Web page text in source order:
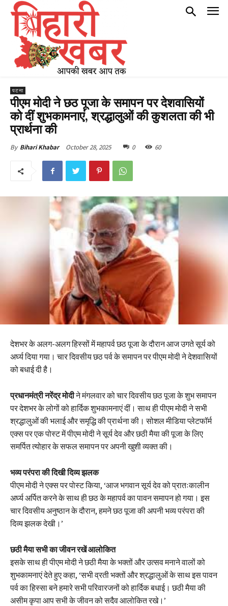
पटना
पीएम मोदी ने छठ पूजा के समापन पर देशवासियों
को दीं शुभकामनाएं, श्रद्धालुओं की कुशलता की भी
प्रार्थना की
By Bihari Khabar October 28, 2025 0 60
देशभर के अलग-अलग हिस्सों में महापर्व छठ पूजा के दौरान आज उगते सूर्य को
अर्घ्य दिया गया। चार दिवसीय छठ पर्व के समापन पर पीएम मोदी ने देशवासियों
को बधाई दी है।
प्रधानमंत्री नरेंद्र मोदीने मंगलवार को चार दिवसीय छठ पूजा के शुभ समापन
पर देशभर के लोगों को हार्दिक शुभकामनाएं दीं। साथ ही पीएम मोदी ने सभी
श्रद्धालुओं की भलाई और समृद्धि की प्रार्थना की। सोशल मीडिया प्लेटफॉर्म
एक्स पर एक पोस्ट में पीएम मोदी ने सूर्य देव और छठी मैया की पूजा के लिए
समर्पित त्योहार के सफल समापन पर अपनी खुशी व्यक्त की।
भव्य परंपरा की दिखी दिव्य झलक
पीएम मोदी ने एक्स पर पोस्ट किया, ‘आज भगवान सूर्य देव को प्रातःकालीन
अर्घ्य अर्पित करने के साथ ही छठ के महापर्व का पावन समापन हो गया। इस
चार दिवसीय अनुष्ठान के दौरान, हमने छठ पूजा की अपनी भव्य परंपरा की
दिव्य झलक देखी।’
छठी मैया सभी का जीवन रखें आलोकित
इसके साथ ही पीएम मोदी ने छठी मैया के भक्तों और उत्सव मनाने वालों को
शुभकामनाएं देते हुए कहा, ‘सभी व्रती भक्तों और श्रद्धालुओं के साथ इस पावन
पर्व का हिस्सा बने हमारे सभी परिवारजनों को हार्दिक बधाई। छठी मैया की
असीम कृपा आप सभी के जीवन को सदैव आलोकित रखे।’